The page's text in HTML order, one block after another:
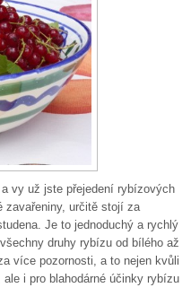
vy už jste přejedení rybízových
zavařeniny, určitě stojí za
Je to jednoduchý a rychlý
druhy rybízu od bílého až
více pozornosti, a to nejen kvůli
i pro blahodárné účinky rybízu